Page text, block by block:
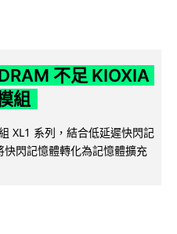
不足 KIOXIA
組
XL1 系列，結合低延遲快閃記
快閃記憶體轉化為記憶體擴充